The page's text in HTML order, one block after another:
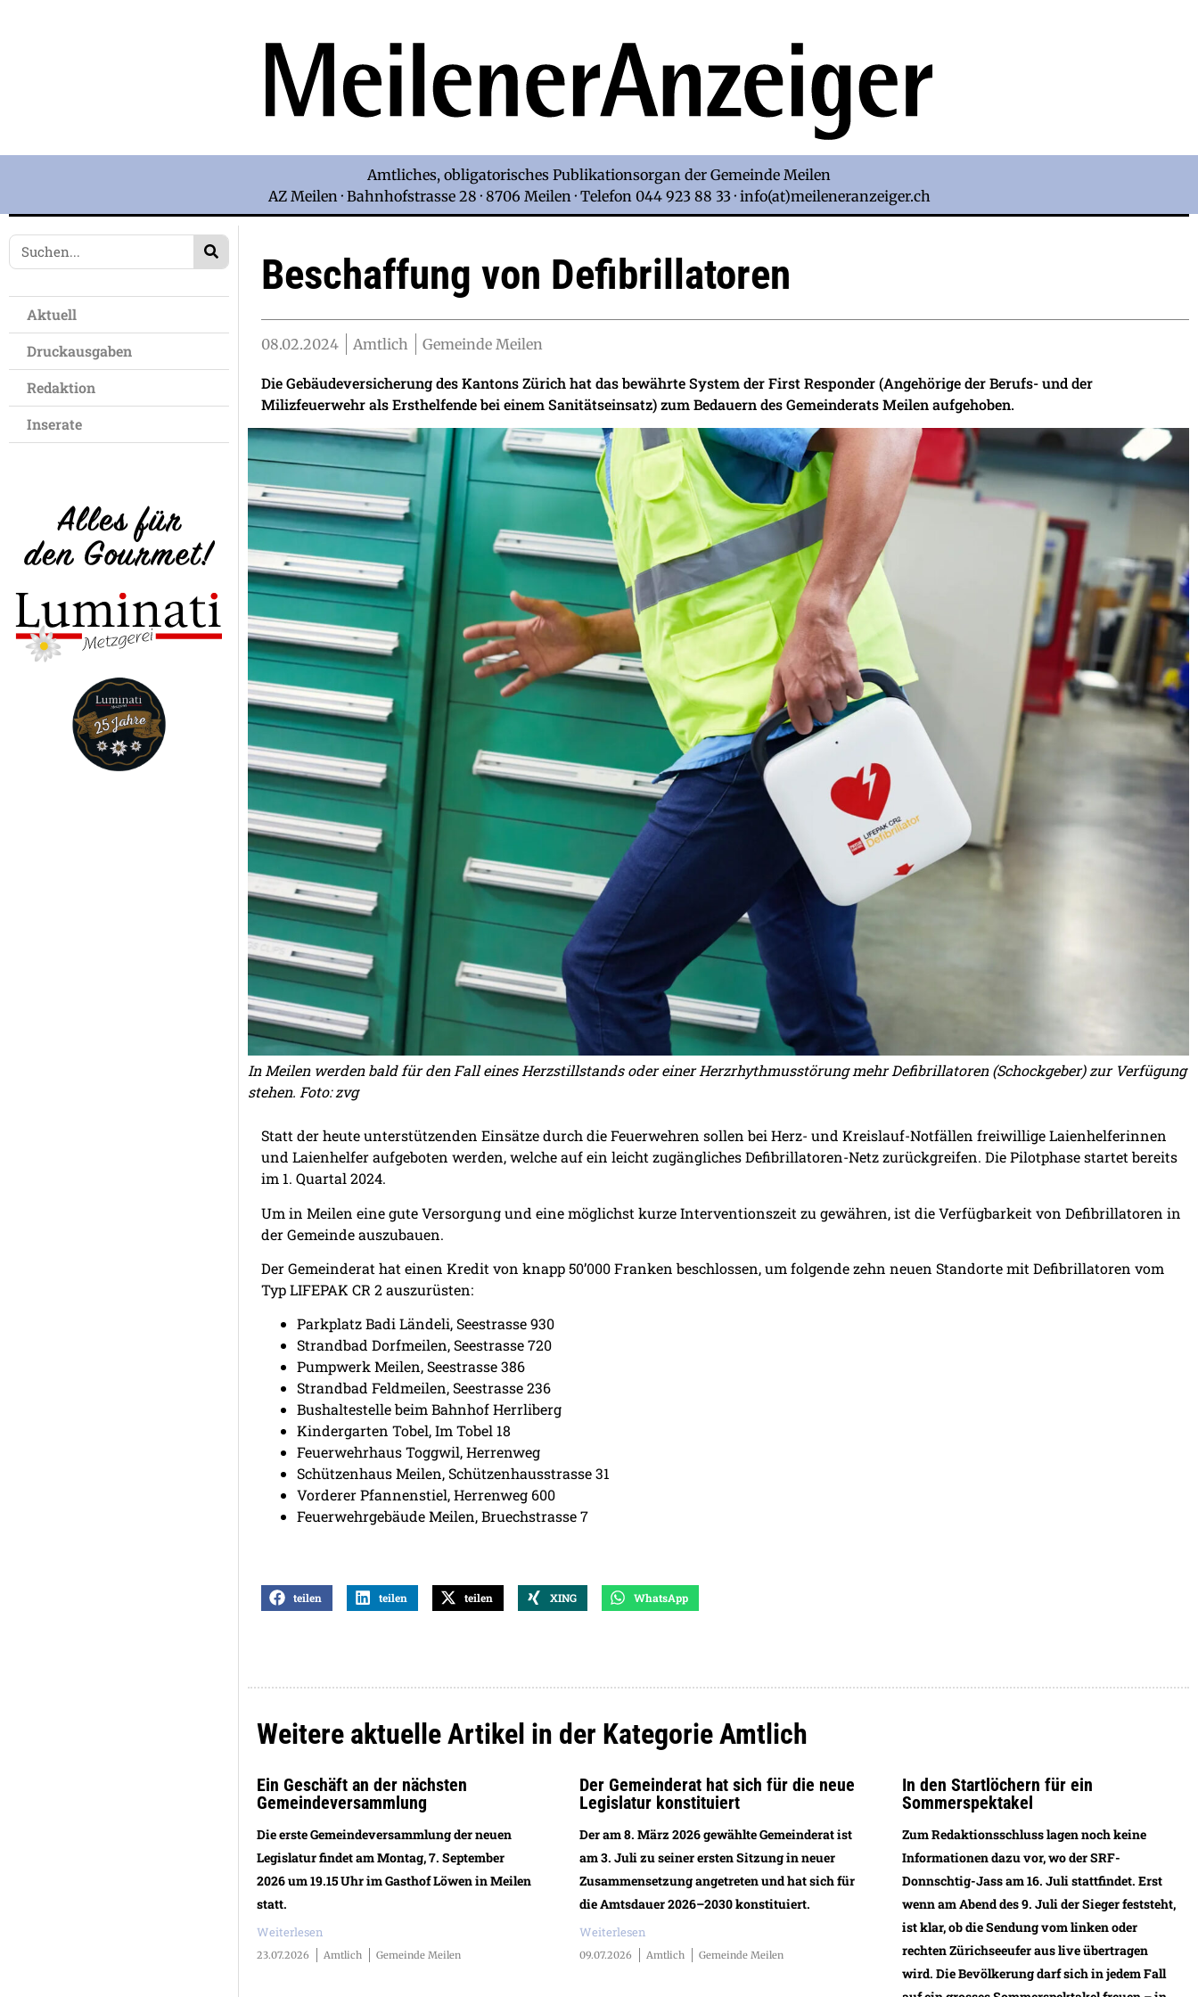
Amtliches, obligatorisches Publikationsorgan der Gemeinde Meilen
AZ Meilen · Bahnhofstrasse 28 · 8706 Meilen · Telefon 044 923 88 33 · info(at)meileneranzeiger.ch
Aktuell
Druckausgaben
Redaktion
Inserate
Beschaffung von Defibrillatoren
08.02.2024 Amtlich Gemeinde Meilen
Die Gebäudeversicherung des Kantons Zürich hat das bewährte System der First Responder (Angehörige der Berufs- und der
Milizfeuerwehr als Ersthelfende bei einem Sanitätseinsatz) zum Bedauern des Gemeinderats Meilen aufgehoben.
In Meilen werden bald für den Fall eines Herzstillstands oder einer Herzrhythmusstörung mehr Defibrillatoren (Schockgeber) zur Verfügung
stehen. Foto: zvg
Statt der heute unterstützenden Einsätze durch die Feuerwehren sollen bei Herz- und Kreislauf-Notfällen freiwillige Laienhelferinnen
und Laienhelfer aufgeboten werden, welche auf ein leicht zugängliches Defibrillatoren-Netz zurückgreifen. Die Pilotphase startet bereits
im 1. Quartal 2024.
Um in Meilen eine gute Versorgung und eine möglichst kurze Interventionszeit zu gewähren, ist die Verfügbarkeit von Defibrillatoren in
der Gemeinde auszubauen.
Der Gemeinderat hat einen Kredit von knapp 50’000 Franken beschlossen, um folgende zehn neuen Standorte mit Defibrillatoren vom
Typ LIFEPAK CR 2 auszurüsten:
Parkplatz Badi Ländeli, Seestrasse 930
Strandbad Dorfmeilen, Seestrasse 720
Pumpwerk Meilen, Seestrasse 386
Strandbad Feldmeilen, Seestrasse 236
Bushaltestelle beim Bahnhof Herrliberg
Kindergarten Tobel, Im Tobel 18
Feuerwehrhaus Toggwil, Herrenweg
Schützenhaus Meilen, Schützenhausstrasse 31
Vorderer Pfannenstiel, Herrenweg 600
Feuerwehrgebäude Meilen, Bruechstrasse 7
teilen teilen teilen XING WhatsApp
Weitere aktuelle Artikel in der Kategorie Amtlich
Ein Geschäft an der nächsten
Gemeindeversammlung
Die erste Gemeindeversammlung der neuen
Legislatur findet am Montag, 7. September
2026 um 19.15 Uhr im Gasthof Löwen in Meilen
statt.
Weiterlesen
23.07.2026 Amtlich Gemeinde Meilen
Der Gemeinderat hat sich für die neue
Legislatur konstituiert
Der am 8. März 2026 gewählte Gemeinderat ist
am 3. Juli zu seiner ersten Sitzung in neuer
Zusammensetzung angetreten und hat sich für
die Amtsdauer 2026–2030 konstituiert.
Weiterlesen
09.07.2026 Amtlich Gemeinde Meilen
In den Startlöchern für ein
Sommerspektakel
Zum Redaktionsschluss lagen noch keine
Informationen dazu vor, wo der SRF-
Donnschtig-Jass am 16. Juli stattfindet. Erst
wenn am Abend des 9. Juli der Sieger feststeht,
ist klar, ob die Sendung vom linken oder
rechten Zürichseeufer aus live übertragen
wird. Die Bevölkerung darf sich in jedem Fall